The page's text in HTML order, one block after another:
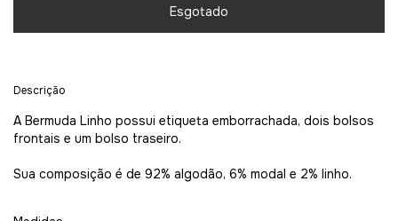
Descrição
A Bermuda Linho possui etiqueta emborrachada, dois bolsos
frontais e um bolso traseiro.
Sua composição é de 92% algodão, 6% modal e 2% linho.